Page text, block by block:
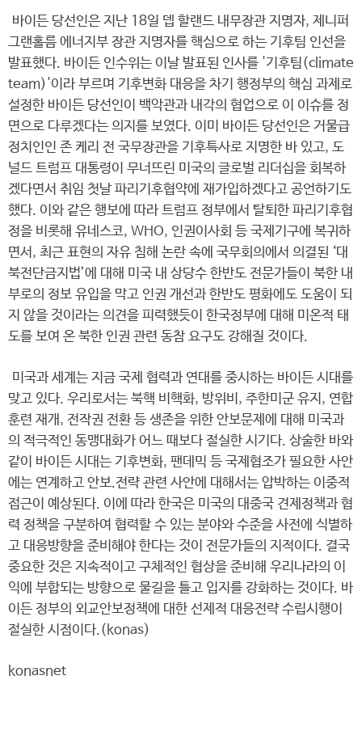
바이든 당선인은 지난 18일 뎁 할랜드 내무장관 지명자, 제니퍼
그랜홀름 에너지부 장관 지명자를 핵심으로 하는 기후팀 인선을
발표했다. 바이든 인수위는 이날 발표된 인사를 '기후팀(climate
team)'이라 부르며 기후변화 대응을 차기 행정부의 핵심 과제로
설정한 바이든 당선인이 백악관과 내각의 협업으로 이 이슈를 정
면으로 다루겠다는 의지를 보였다. 이미 바이든 당선인은 거물급
정치인인 존 케리 전 국무장관을 기후특사로 지명한 바 있고, 도
널드 트럼프 대통령이 무너뜨린 미국의 글로벌 리더십을 회복하
겠다면서 취임 첫날 파리기후협약에 재가입하겠다고 공언하기도
했다. 이와 같은 행보에 따라 트럼프 정부에서 탈퇴한 파리기후협
정을 비롯해 유네스코, WHO, 인권이사회 등 국제기구에 복귀하
면서, 최근 표현의 자유 침해 논란 속에 국무회의에서 의결된 ‘대
북전단금지법’에 대해 미국 내 상당수 한반도 전문가들이 북한 내
부로의 정보 유입을 막고 인권 개선과 한반도 평화에도 도움이 되
지 않을 것이라는 의견을 피력했듯이 한국정부에 대해 미온적 태
도를 보여 온 북한 인권 관련 동참 요구도 강해질 것이다.
미국과 세계는 지금 국제 협력과 연대를 중시하는 바이든 시대를
맞고 있다. 우리로서는 북핵 비핵화, 방위비, 주한미군 유지, 연합
훈련 재개, 전작권 전환 등 생존을 위한 안보문제에 대해 미국과
의 적극적인 동맹대화가 어느 때보다 절실한 시기다. 상술한 바와
같이 바이든 시대는 기후변화, 팬데믹 등 국제협조가 필요한 사안
에는 연계하고 안보.전략 관련 사안에 대해서는 압박하는 이중적
접근이 예상된다. 이에 따라 한국은 미국의 대중국 견제정책과 협
력 정책을 구분하여 협력할 수 있는 분야와 수준을 사전에 식별하
고 대응방향을 준비해야 한다는 것이 전문가들의 지적이다. 결국
중요한 것은 지속적이고 구체적인 협상을 준비해 우리나라의 이
익에 부합되는 방향으로 물길을 틀고 입지를 강화하는 것이다. 바
이든 정부의 외교안보정책에 대한 선제적 대응전략 수립시행이
절실한 시점이다.(konas)
konasnet